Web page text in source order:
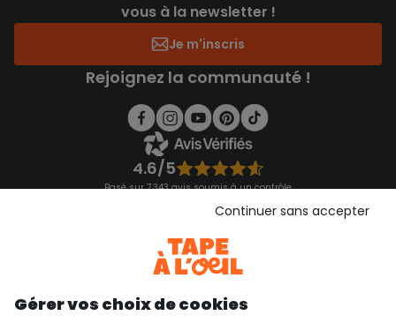
vous à la newsletter !
Je m'inscris
Rejoignez la communauté !
4.6/5
Basé sur 7 343 avis soumis à un contrôle
Consulter les CGU
Gérer vos choix de cookies
Continuer sans accepter